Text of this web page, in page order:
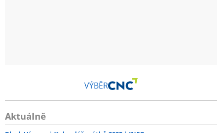
VÝBĚR
Aktuálně